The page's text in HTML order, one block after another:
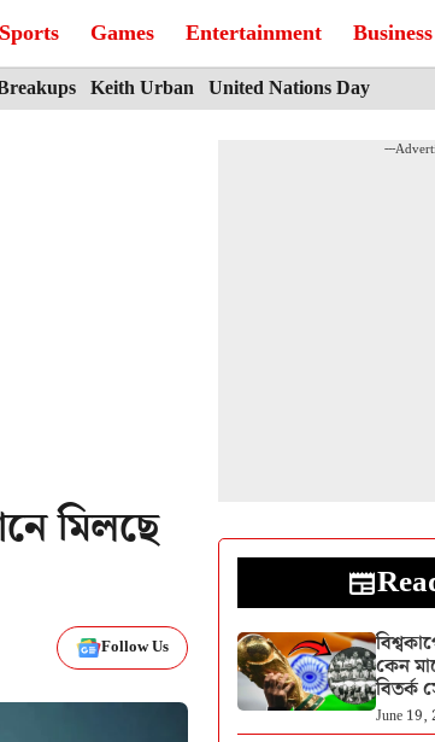
Sports Games Entertainment
Keith Urban United Nations Day
মিলছে
Follow Us
---
কেন
বিতর্ক
June 19,